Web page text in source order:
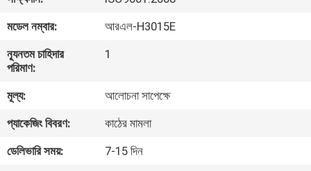
আমাদের
কারখানা
ভ্রমণ
মডেল নম্বার:
আরএল-H3015E
ন্যূনতম চাহিদার
পরিমাণ:
1
মূল্য:
আলোচনা সাপেক্ষে
প্যাকেজিং বিবরণ:
কাঠের মামলা
ডেলিভারি সময়:
7-15 দিন